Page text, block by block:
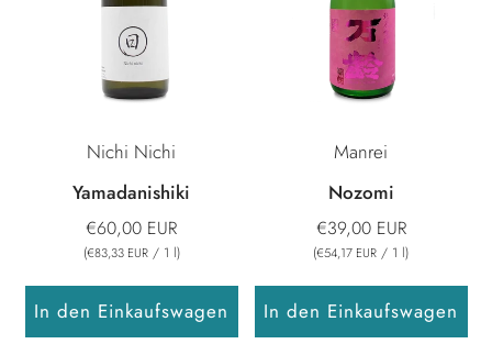
Nichi Nichi
Yamadanishiki
€60,00 EUR
(€83,33 EUR / 1 l)
In den Einkaufswagen
Manrei
Nozomi
€39,00 EUR
(€54,17 EUR / 1 l)
In den Einkaufswagen